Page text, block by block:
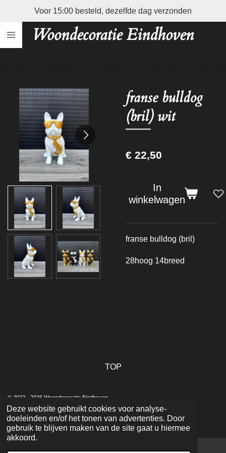
Deze website gebruikt cookies voor analyse-
doeleinden en/of het tonen van advertenties. Door
gebruik te blijven maken van de site gaat u hiermee
akkoord.
direct
naar
Woondecoratie Eindhoven
Voor 15:00 besteld, dezelfde dag verzonden
franse bulldog
(bril) wit
€ 22,50
In
winkelwagen
franse bulldog (bril)
28hoog 14breed
TOP
© 2022 - 2026 Woondecoratie Eindhoven
Powered byJouwWeb